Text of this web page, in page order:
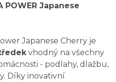
POWER Japanese
Japanese Cherry je
vhodný na všechny
- podlahy, dlažbu,
Díky inovativní